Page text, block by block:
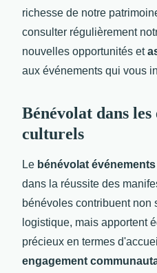
richesse de notre
consulter régulièrement
nouvelles opportunités et
aux événements qui vous
Bénévolat dans les
culturels
Le bénévolat événements
dans la réussite des
bénévoles contribuent non
logistique, mais apportent
précieux en termes
engagement